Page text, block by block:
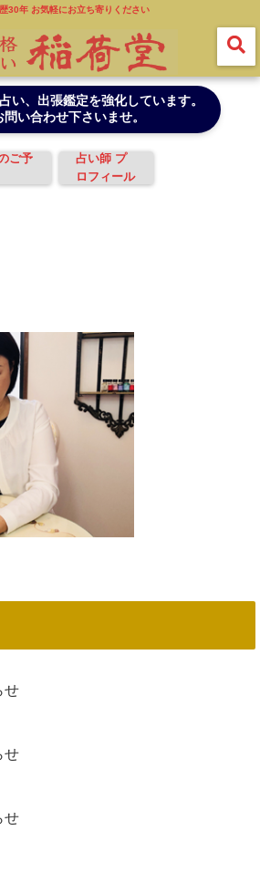
30年 お気軽にお立ち寄りください
、出張鑑定を強化しています。
問い合わせ下さいませ。
ご予
占い師 プ
ロフィール
せ
せ
せ